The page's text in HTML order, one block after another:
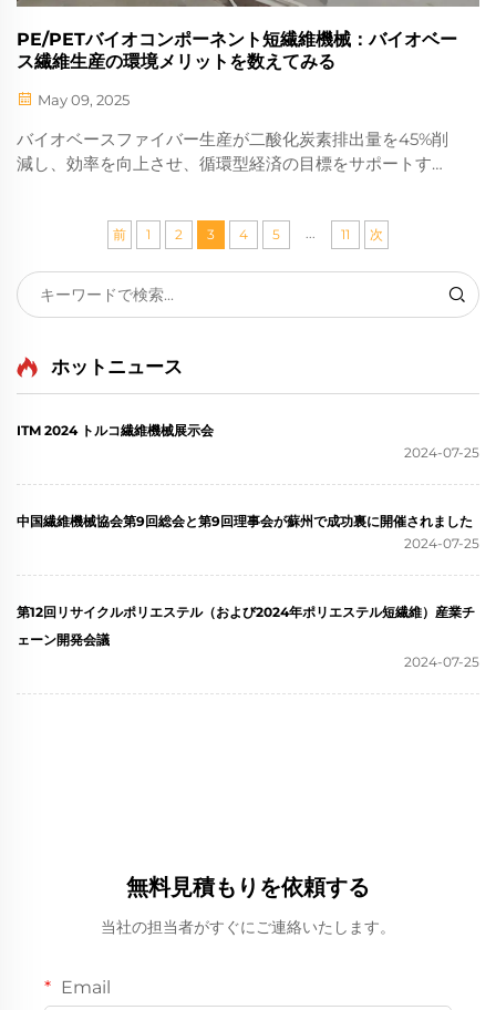
PE/PETバイオコンポーネント短繊維機械：バイオベー
ス繊維生産の環境メリットを数えてみる
May 09, 2025
バイオベースファイバー生産が二酸化炭素排出量を45%削
減し、効率を向上させ、循環型経済の目標をサポートする
前 1 2 3 4 5 ... 11 次
ホットニュース
ITM 2024 トルコ繊維機械展示会
2024-07-25
中国繊維機械協会第9回総会と第9回理事会が蘇州で成功裏に開催されました
2024-07-25
第12回リサイクルポリエステル（および2024年ポリエステル短繊維）産業チ
ェーン開発会議
2024-07-25
無料見積もりを依頼する
当社の担当者がすぐにご連絡いたします。
Email